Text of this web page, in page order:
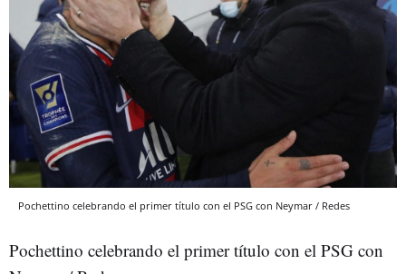
Pochettino celebrando el primer título con el PSG con Neymar / Redes
Pochettino celebrando el primer título con el PSG con